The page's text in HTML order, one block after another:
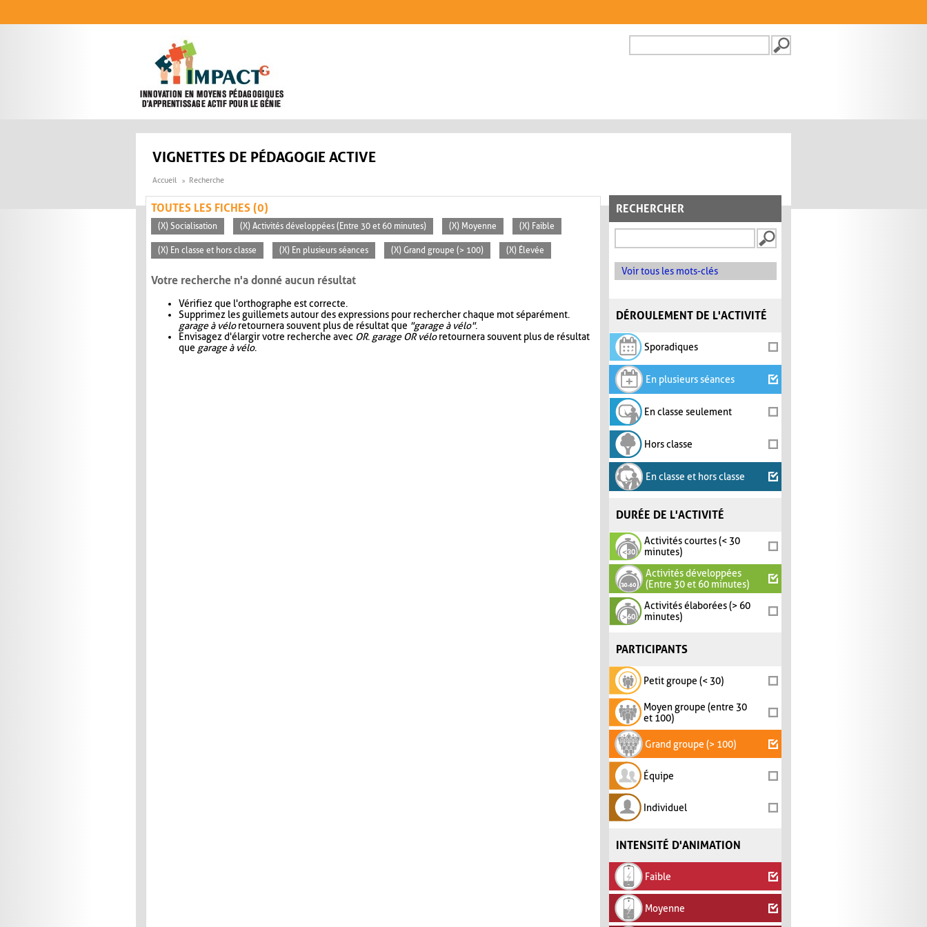
FORMULAIRE DE
VIGNETTES DE PÉDAGOGIE ACTIVE
Accueil Recherche
RECHERCHER
Voir tous les mots-clés
DÉROULEMENT DE L'ACTIVITÉ
Sporadiques
En plusieurs séances
En classe seulement
Hors classe
En classe et hors classe
DURÉE DE L'ACTIVITÉ
Activités courtes (< 30
minutes)
Activités développées
(Entre 30 et 60 minutes)
Activités élaborées (> 60
minutes)
PARTICIPANTS
Petit groupe (< 30)
Moyen groupe (entre 30
et 100)
Grand groupe (> 100)
Équipe
Individuel
INTENSITÉ D'ANIMATION
Faible
Moyenne
TOUTES LES FICHES (0)
(X) Socialisation (X) Activités développées (Entre 30 et 60 minutes) (X) Moyenne (X) Faible
(X) En classe et hors classe (X) En plusieurs séances (X) Grand groupe (> 100) (X) Élevée
Votre recherche n'a donné aucun résultat
Vérifiez que l'orthographe est correcte.
Supprimez les guillemets autour des expressions pour rechercher chaque mot séparément.
garage à véloretournera souvent plus de résultat que "garage à vélo".
Envisagez d'élargir votre recherche avec OR. garage OR véloretournera souvent plus de résultat
que garage à vélo.